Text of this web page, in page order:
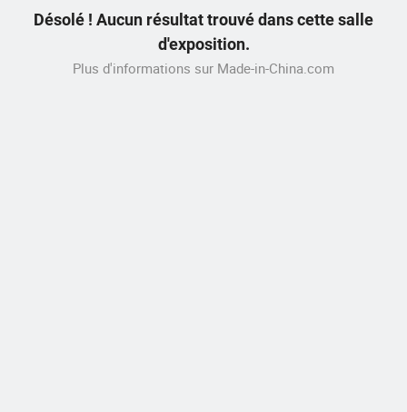
Désolé ! Aucun résultat trouvé dans cette salle
d'exposition.
Plus d'informations sur Made-in-China.com